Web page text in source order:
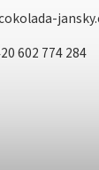
602 774 284